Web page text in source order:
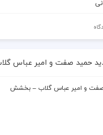
حمید صفت و امیر عباس
صفت و امیر عباس گلاب – بخشش